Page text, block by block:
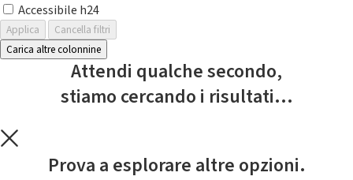
Accessibile h24
Applica
Cancella filtri
Carica altre colonnine
Attendi qualche secondo,
stiamo cercando i risultati...
Prova a esplorare altre opzioni.